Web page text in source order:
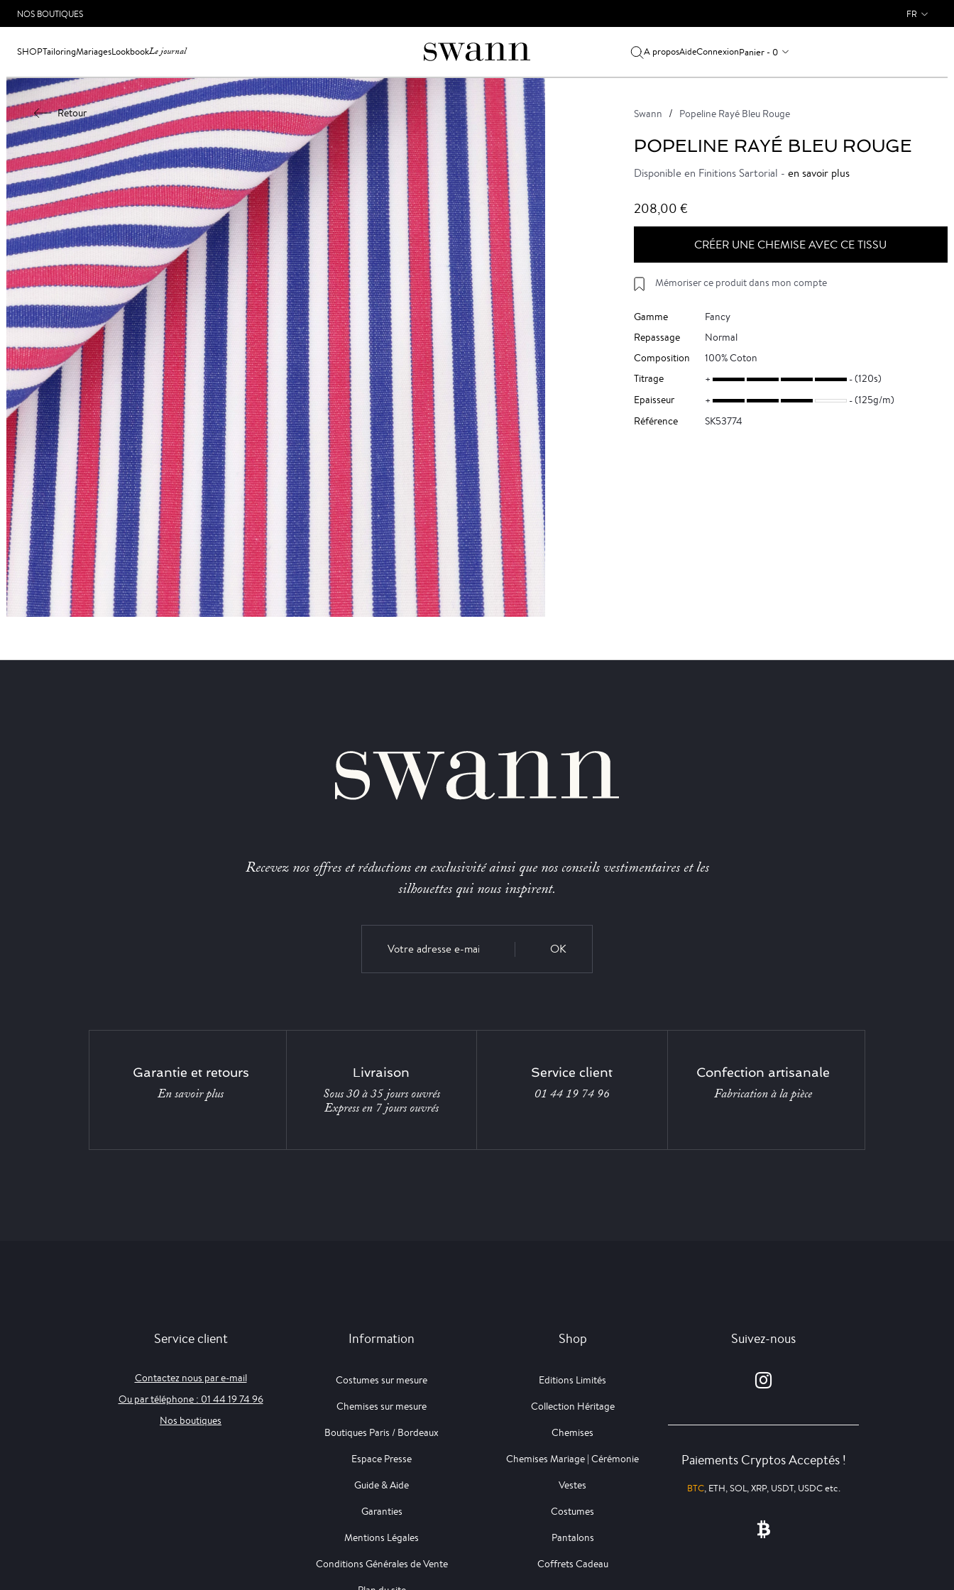
NOS BOUTIQUES FR
SHOPTailoringMariagesLookbookLe journal A proposAideConnexionPanier - 0
Retour Swann Popeline Rayé Bleu Rouge
POPELINE RAYÉ BLEU ROUGE
Disponible en Finitions Sartorial - en savoir plus
208,00 €
CRÉER UNE CHEMISE AVEC CE TISSU
Mémoriser ce produit dans mon compte
Gamme
Fancy
Repassage
Normal
Composition
100% Coton
Titrage
(120s)
Epaisseur
(125g/m)
Référence
SK53774
Recevez nos offres et réductions en exclusivité ainsi que nos conseils vestimentaires et les
silhouettes qui nous inspirent.
OK
Garantie et retours
En savoir plus
Livraison
Sous 30 à 35 jours ouvrés
Express en 7 jours ouvrés
Service client
01 44 19 74 96
Confection artisanale
Fabrication à la pièce
Service client
Contactez nous par e-mail
Ou par téléphone : 01 44 19 74 96
Nos boutiques
Information
Costumes sur mesure
Chemises sur mesure
Boutiques Paris / Bordeaux
Espace Presse
Guide & Aide
Garanties
Mentions Légales
Conditions Générales de Vente
Shop
Editions Limités
Collection Héritage
Chemises
Chemises Mariage | Cérémonie
Vestes
Costumes
Pantalons
Coffrets Cadeau
Suivez-nous
Paiements Cryptos Acceptés !
BTC, ETH, SOL, XRP, USDT, USDC etc.